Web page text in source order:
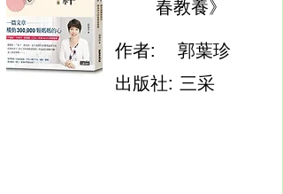
春教養》
作者:
郭葉珍
出版社: 三采